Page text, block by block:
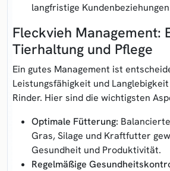
langfristige
Fleckvieh Management:
Tierhaltung und Pflege
Ein gutes Management ist
Leistungsfähigkeit und
Rinder. Hier sind die wichtigsten
Optimale Fütterung:
Gras, Silage und Kraftfutter
Gesundheit und Produktivität.
Regelmäßige